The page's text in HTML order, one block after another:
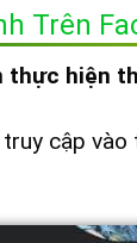
Trên
thực hiện
cập vào